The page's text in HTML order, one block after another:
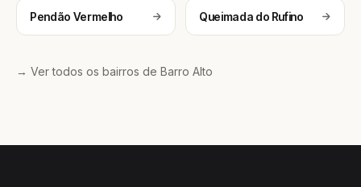
Pendão Vermelho Queimada do Rufino
→ Ver todos os bairros de Barro Alto